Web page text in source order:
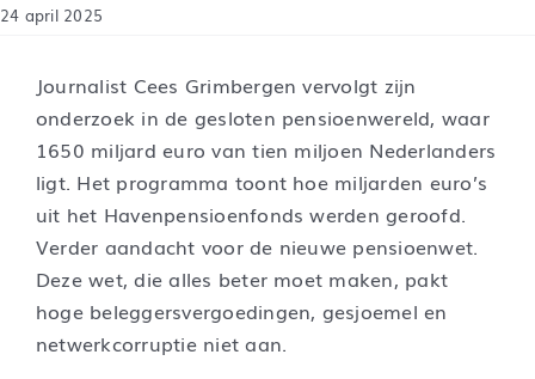
24 april 2025
Journalist Cees Grimbergen vervolgt zijn
onderzoek in de gesloten pensioenwereld, waar
1650 miljard euro van tien miljoen Nederlanders
ligt. Het programma toont hoe miljarden euro’s
uit het Havenpensioenfonds werden geroofd.
Verder aandacht voor de nieuwe pensioenwet.
Deze wet, die alles beter moet maken, pakt
hoge beleggersvergoedingen, gesjoemel en
netwerkcorruptie niet aan.